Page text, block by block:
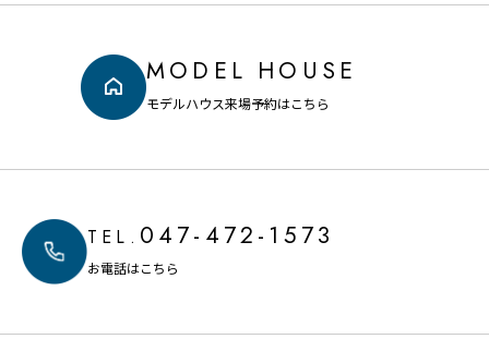
MODEL HOUSE
モデルハウス来場予約はこちら
TEL. 047-472-1573
お電話はこちら